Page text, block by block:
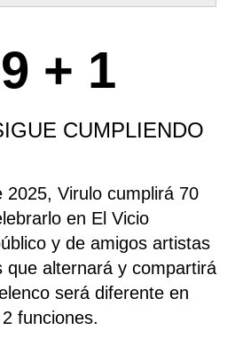
+ 1
CUMPLIENDO
2025, Virulo cumplirá 70
en El Vicio
y de amigos artistas
que alternará y compartirá
será diferente en
funciones.